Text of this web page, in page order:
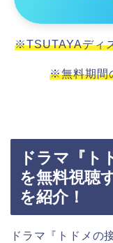
※TSUTAYAディ
※無料期間
ドラマ『ト
を無料視聴
を紹介！
ドラマ『トドメの